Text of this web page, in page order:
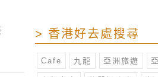
> 香港好去處搜尋
Cafe 九龍 亞洲旅遊